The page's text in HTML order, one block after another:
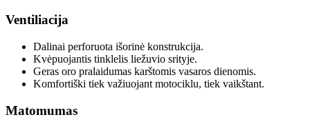
Ventiliacija
Dalinai perforuota išorinė konstrukcija.
Kvėpuojantis tinklelis liežuvio srityje.
Geras oro pralaidumas karštomis vasaros dienomis.
Komfortiški tiek važiuojant motociklu, tiek vaikštant.
Matomumas